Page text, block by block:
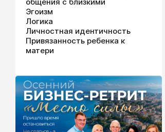
Эгоизм
Логика
Личностная идентичность
Привязанность ребенка к
матери